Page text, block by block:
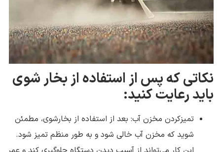
نکاتی که پس از استفاده از بخار شوی
باید رعایت کنید:
تمیزکردن مخزن آب: بعد از استفاده از بخارشوی، مطمئن
شوید که مخزن آب خالی شود و به طور منظم تمیز شود.